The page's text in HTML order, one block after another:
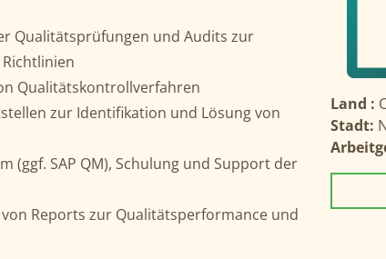
Qualitätsprüfungen und Audits zur
Qualitätskontrollverfahren
zur Identifikation und Lösung von
(ggf. SAP QM), Schulung und Support der
Reports zur Qualitätsperformance und
Land :
Stadt: